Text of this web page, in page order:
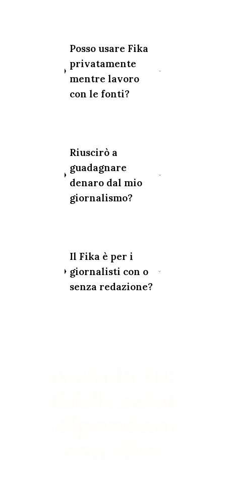
Posso usare Fika
privatamente
mentre lavoro
con le fonti?
Riuscirò a
guadagnare
denaro dal mio
giornalismo?
Il Fika è per i
giornalisti con o
senza redazione?